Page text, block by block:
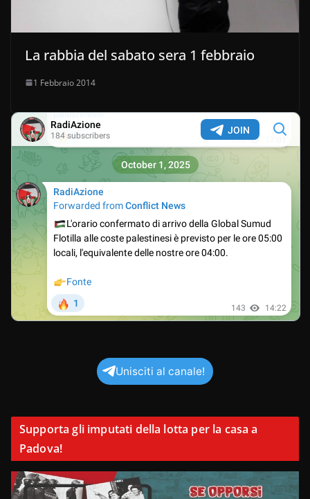
La rabbia del sabato sera 1 febbraio
1 Febbraio 2014
Unisciti al canale!
Supporta gli imputati della lotta per la casa a
Padova!